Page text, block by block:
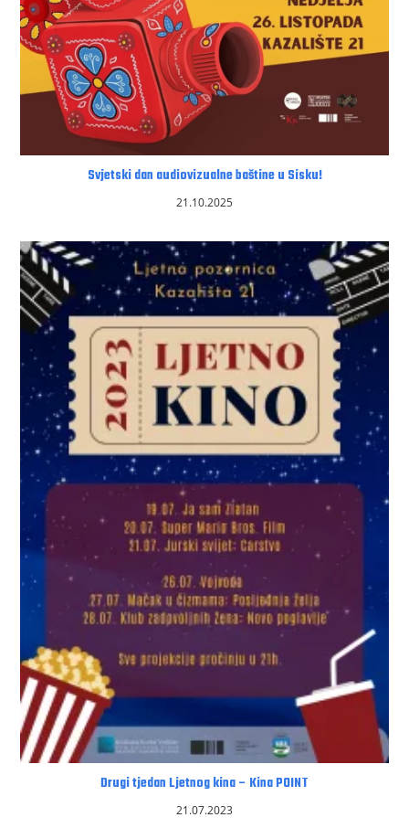
Svjetski dan audiovizualne baštine u Sisku!
21.10.2025
Drugi tjedan Ljetnog kina – Kina POINT
21.07.2023